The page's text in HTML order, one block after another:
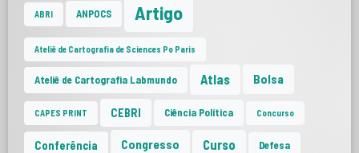
ABRI ANPOCS Artigo
Ateliê de Cartografia de Sciences Po Paris
Ateliê de Cartografia Labmundo Atlas Bolsa
CAPES PRINT CEBRI Ciência Política Concurso
Conferência Congresso Curso Defesa